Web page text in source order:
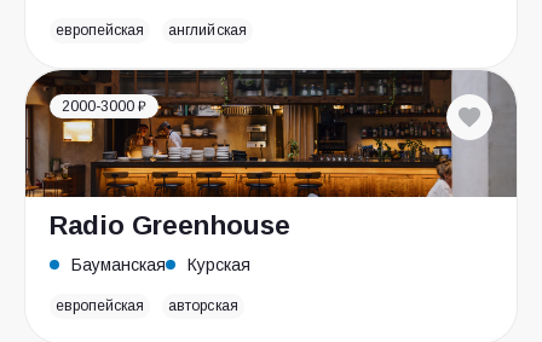
европейская английская
2000-3000 ₽
Radio Greenhouse
Бауманская Курская
европейская авторская